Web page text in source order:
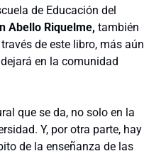
de Educación del
Abello Riquelme, también
de este libro, más aún
en la comunidad
que se da, no solo en la
Y, por otra parte, hay
de la enseñanza de las